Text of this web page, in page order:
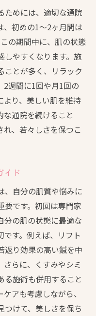
ためには、適切な通院
、初めの1〜2ヶ月間は
の期間中に、肌の状態
しやすくなります。施
ことが多く、リラック
2週間に1回や月1回の
より、美しい肌を維持
な通院を続けること
れ、若々しさを保つこ
イド
、自分の肌質や悩みに
要です。初回は専門家
分の肌の状態に最適な
す。例えば、リフト
返り効果の高い鍼を中
らに、くすみやシミ
る施術も併用すること
アも考慮しながら、
つけて、美しさを保ち